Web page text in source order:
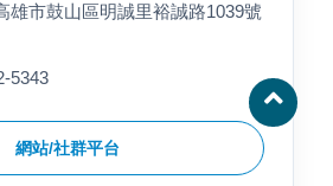
雄市鼓山區明誠里裕誠路1039號
5343
網站/社群平台